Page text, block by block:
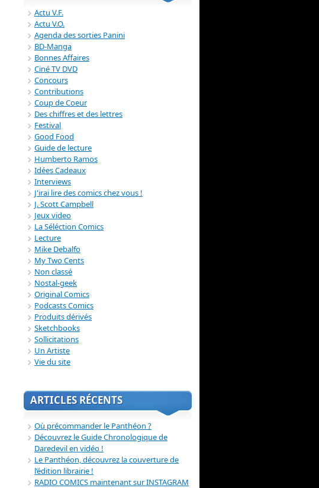
Actu V.F.
Actu V.O.
Agenda des sorties Panini
BD-Manga
Bonnes Affaires
Ciné TV DVD
Concours
Contributions
Coup de Coeur
Des chiffres et des lettres
Festival
Good Food
Guide de lecture
Humberto Ramos
Idées Cadeaux
Interviews
J'irai lire des comics chez vous !
J. Scott Campbell
Jeux video
La Séléction Comics
Lecture
Mike Debalfo
My Two Cents
Non classé
Nostal-geek
Original Comics
Podcasts Comics
Produits dérivés
Sketchbooks
Sollicitations
Un Artiste
Vie du site
ARTICLES RÉCENTS
Où précommander le Panthéon ?
Découvrez le Guide Chronologique de
Daredevil en vidéo !
Le Panthéon, découvrez la couverture de
l’édition librairie !
RADIO COMICS maintenant sur INSTAGRAM